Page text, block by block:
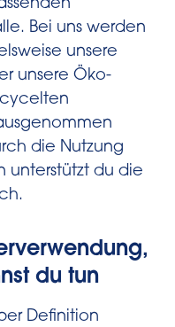
Bei uns werden
unsere
unsere Öko-
die Nutzung
unterstützt du die
du tun
Definition